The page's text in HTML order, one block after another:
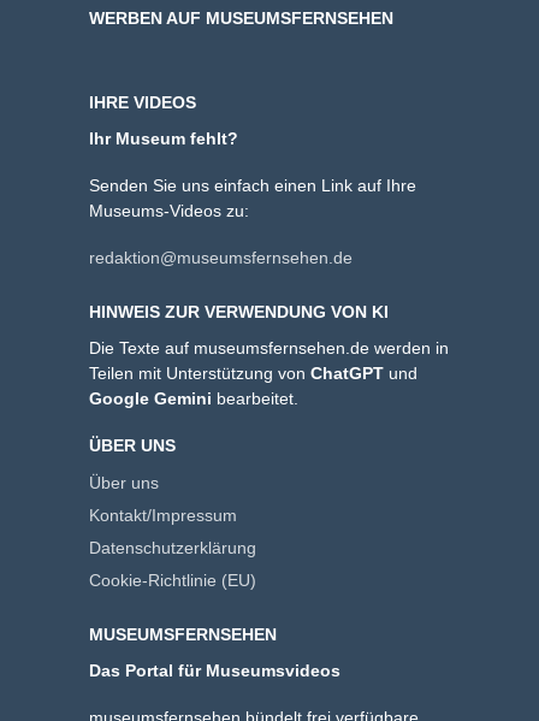
WERBEN AUF MUSEUMSFERNSEHEN
IHRE VIDEOS
Ihr Museum fehlt?
Senden Sie uns einfach einen Link auf Ihre
Museums-Videos zu:
redaktion@museumsfernsehen.de
HINWEIS ZUR VERWENDUNG VON KI
Die Texte auf museumsfernsehen.de werden in
Teilen mit Unterstützung von ChatGPT und
Google Gemini bearbeitet.
ÜBER UNS
Über uns
Kontakt/Impressum
Datenschutzerklärung
Cookie-Richtlinie (EU)
MUSEUMSFERNSEHEN
Das Portal für Museumsvideos
museumsfernsehen bündelt frei verfügbare